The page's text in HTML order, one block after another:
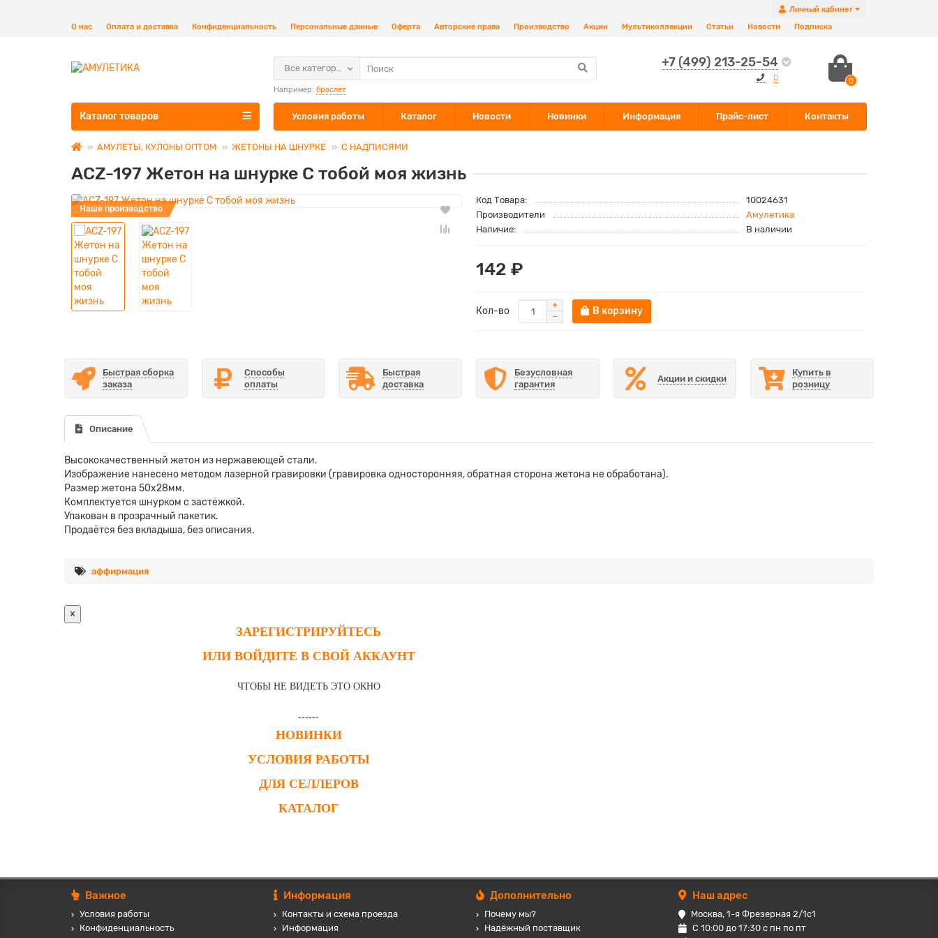
Личный кабинет
О нас
Оплата и доставка Конфиденциальность Персональные данные Оферта Авторские права Производство Акции Мультиколлекции Статьи Новости Подписка
+7 (499) 213-25-54
0
Все категории
Например: браслет
Каталог товаров Условия работы Каталог Новости Новинки Информация Прайс-лист Контакты
АМУЛЕТЫ, КУЛОНЫ ОПТОМ ЖЕТОНЫ НА ШНУРКЕ С НАДПИСЯМИ
ACZ-197 Жетон на шнурке С тобой моя жизнь
Наше производство
Код Товара:
10024631
Производители
Амулетика
Наличие:
В наличии
142 ₽
Кол-во В корзину
Быстрая сборка
заказа
Способы
оплаты
Быстрая
доставка
Безусловная
гарантия
Акции и скидки
Купить в
розницу
Описание
Высококачественный жетон из нержавеющей стали.
Изображение нанесено методом лазерной гравировки (гравировка односторонняя, обратная сторона жетона не обработана).
Размер жетона 50х28мм.
Комплектуется шнурком с застёжкой.
Упакован в прозрачный пакетик.
Продаётся без вкладыша, без описания.
аффирмация
×
ЗАРЕГИСТРИРУЙТЕСЬ
ИЛИ ВОЙДИТЕ В СВОЙ АККАУНТ
ЧТОБЫ НЕ ВИДЕТЬ ЭТО ОКНО
------
НОВИНКИ
УСЛОВИЯ РАБОТЫ
ДЛЯ СЕЛЛЕРОВ
КАТАЛОГ
Важное
Условия работы
Конфиденциальность
Информация
Контакты и схема проезда
Информация
Дополнительно
Почему мы?
Надёжный поставщик
Наш адрес
Москва, 1-я Фрезерная 2/1с1
С 10:00 до 17:30 с пн по пт